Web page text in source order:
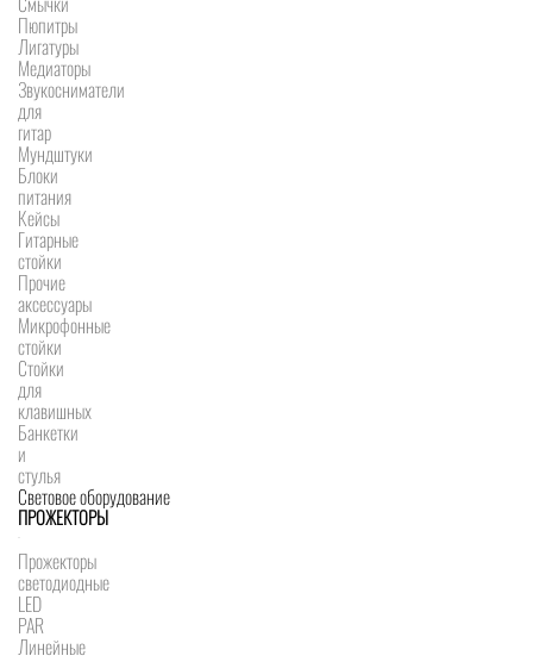
Пюпитры
Лигатуры
Медиаторы
Звукосниматели
для
гитар
Мундштуки
Блоки
питания
Кейсы
Гитарные
стойки
Прочие
аксессуары
Микрофонные
стойки
Стойки
для
клавишных
Банкетки
и
стулья
Световое оборудование
ПРОЖЕКТОРЫ
Прожекторы
светодиодные
LED
PAR
Линейные